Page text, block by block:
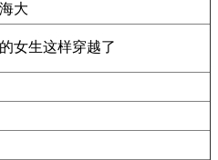
大
女生这样穿越了